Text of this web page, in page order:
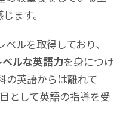
ます。
ルを取得しており、
ルな英語力を身につけ
の英語からは離れて
として英語の指導を受